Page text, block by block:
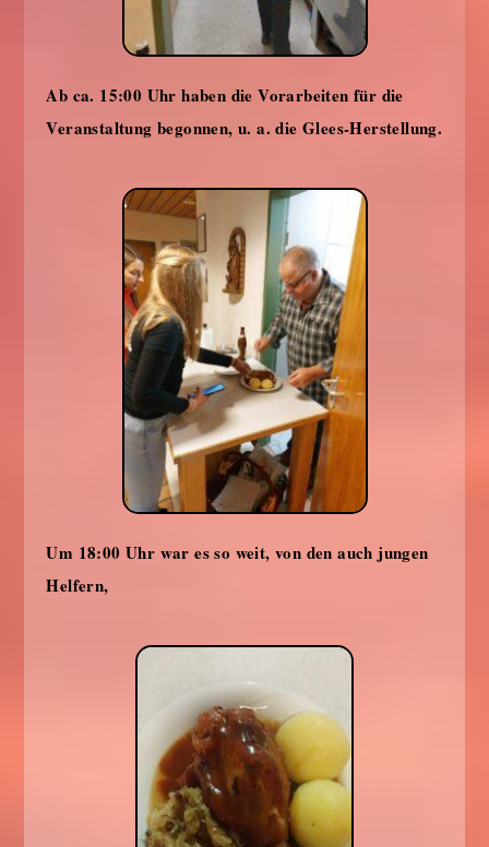
Ab ca. 15:00 Uhr haben die Vorarbeiten für die
Veranstaltung begonnen, u. a. die Glees-Herstellung.
Um 18:00 Uhr war es so weit, von den auch jungen
Helfern,